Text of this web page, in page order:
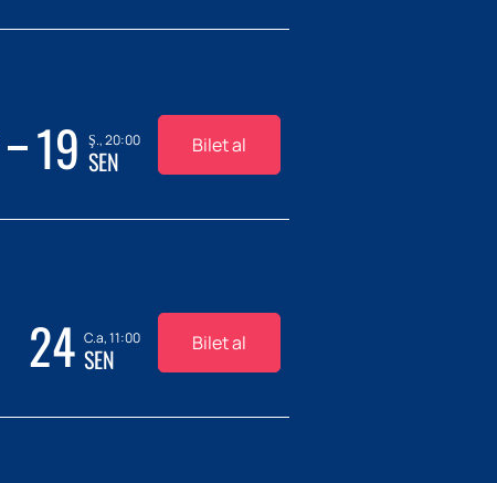
19 Ş., 20:00
SEN Bilet al
24 C.a, 11:00
SEN Bilet al